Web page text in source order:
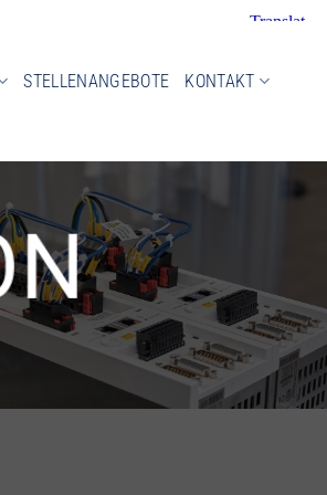
STELLENANGEBOTE KONTAKT